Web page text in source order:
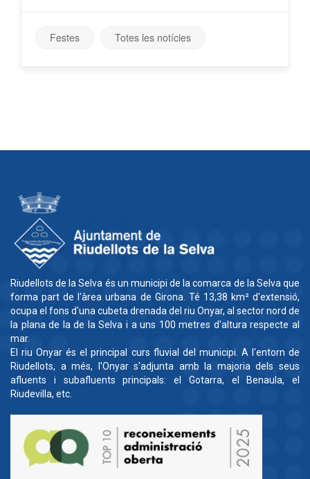
Festes Totes les notícies
Riudellots de la Selva és un municipi de la comarca de la Selva que
forma part de l'àrea urbana de Girona. Té 13,38 km² d'extensió,
ocupa el fons d'una cubeta drenada del riu Onyar, al sector nord de
la plana de la de la Selva i a uns 100 metres d'altura respecte al
mar.
El riu Onyar és el principal curs fluvial del municipi. A l'entorn de
Riudellots, a més, l'Onyar s'adjunta amb la majoria dels seus
afluents i subafluents principals: el Gotarra, el Benaula, el
Riudevilla, etc.